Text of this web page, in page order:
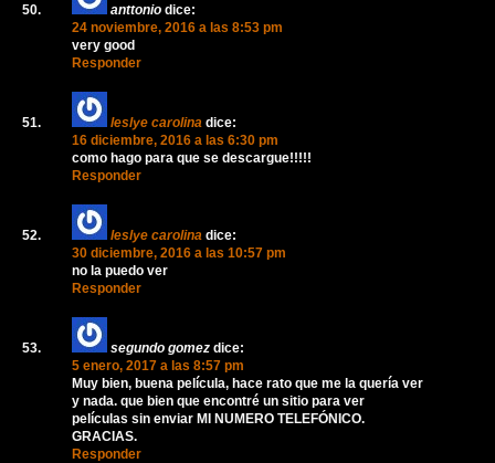
anttonio dice:
24 noviembre, 2016 a las 8:53 pm
very good
Responder
leslye carolina dice:
16 diciembre, 2016 a las 6:30 pm
como hago para que se descargue!!!!!
Responder
leslye carolina dice:
30 diciembre, 2016 a las 10:57 pm
no la puedo ver
Responder
segundo gomez dice:
5 enero, 2017 a las 8:57 pm
Muy bien, buena película, hace rato que me la quería ver
y nada. que bien que encontré un sitio para ver
películas sin enviar MI NUMERO TELEFÓNICO.
GRACIAS.
Responder